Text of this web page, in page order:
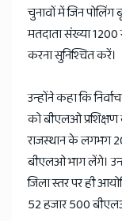
चुनावों में जिन
मतदाता संख्या 1200
करना सुनिश्चित करें।
उन्होंने कहा कि
को बीएलओ प्रशिक्षण
राजस्थान के लगभग
बीएलओ भाग लेंगे।
जिला स्तर पर ही
52 हजार 500